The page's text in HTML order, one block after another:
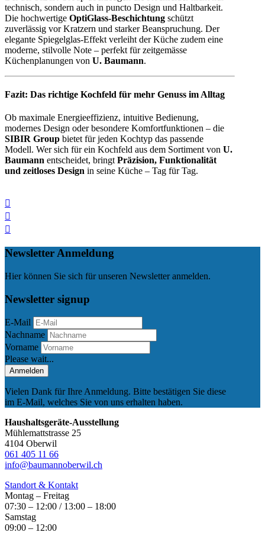
technisch, sondern auch in puncto Design und Haltbarkeit.
Die hochwertige OptiGlass-Beschichtung schützt
zuverlässig vor Kratzern und starker Beanspruchung. Der
elegante Spiegelglas-Effekt verleiht der Küche zudem eine
moderne, stilvolle Note – perfekt für zeitgemässe
Küchenplanungen von U. Baumann.
Fazit: Das richtige Kochfeld für mehr Genuss im Alltag
Ob maximale Energieeffizienz, intuitive Bedienung,
modernes Design oder besondere Komfortfunktionen – die
SIBIR Group bietet für jeden Kochtyp das passende
Modell. Wer sich für ein Kochfeld aus dem Sortiment von U.
Baumann entscheidet, bringtPräzision, Funktionalität
und zeitloses Design in seine Küche – Tag für Tag.
Newsletter Anmeldung
Hier können Sie sich für unseren Newsletter anmelden.
Newsletter signup
E-Mail
Nachname
Vorname
Please wait...
Anmelden
Vielen Dank für Ihre Anmeldung. Bitte bestätigen Sie diese
im E-Mail, welches Sie von uns erhalten haben.
Haushaltsgeräte-Ausstellung
Mühlemattstrasse 25
4104 Oberwil
061 405 11 66
info@baumannoberwil.ch
Standort & Kontakt
Montag – Freitag
07:30 – 12:00 / 13:00 – 18:00
Samstag
09:00 – 12:00